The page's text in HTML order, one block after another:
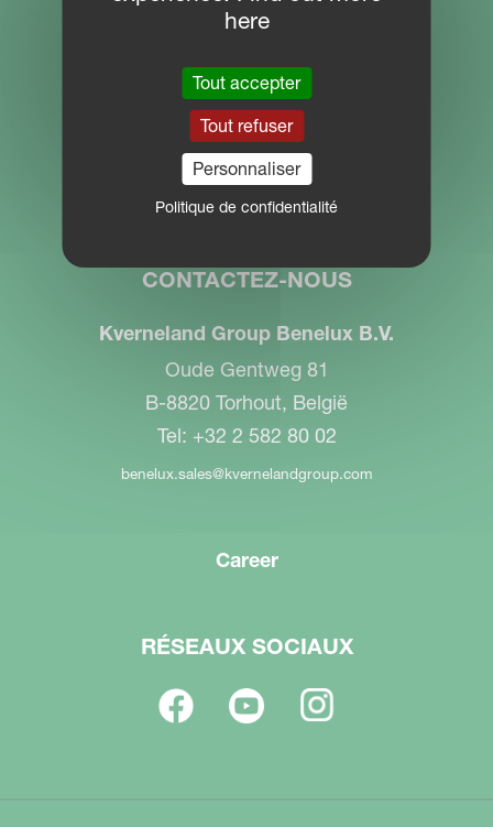
Centre de téléchargement
PARTNER PORTAL
MYKVERNELAND
CONTACTEZ-NOUS
Kverneland Group Benelux B.V.
Oude Gentweg 81
B-8820 Torhout, België
Tel: +32 2 582 80 02
benelux.sales@kvernelandgroup.com
Career
RÉSEAUX SOCIAUX
here
Tout accepter
Tout refuser
Personnaliser
Politique de confidentialité